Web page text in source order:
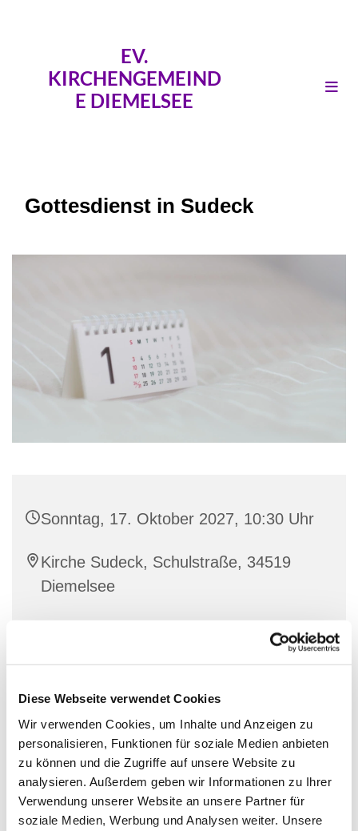
Diese Webseite verwendet Cookies
Wir verwenden Cookies, um Inhalte und Anzeigen zu
personalisieren, Funktionen für soziale Medien anbieten
zu können und die Zugriffe auf unsere Website zu
analysieren. Außerdem geben wir Informationen zu Ihrer
Verwendung unserer Website an unsere Partner für
soziale Medien, Werbung und Analysen weiter. Unsere
EV.
KIRCHENGEMEIND
E DIEMELSEE
Gottesdienst in Sudeck
Sonntag, 17. Oktober 2027, 10:30 Uhr
Kirche Sudeck, Schulstraße, 34519
Diemelsee